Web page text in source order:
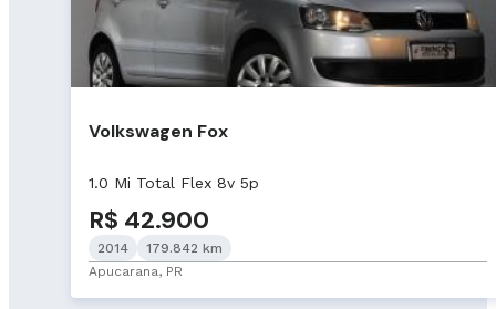
Volkswagen Fox
1.0 Mi Total Flex 8v 5p
R$ 42.900
2014
179.842 km
Apucarana, PR